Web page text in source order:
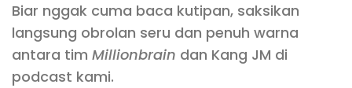
Biar nggak cuma baca kutipan, saksikan
langsung obrolan seru dan penuh warna
antara tim Millionbrain dan Kang JM di
podcast kami.